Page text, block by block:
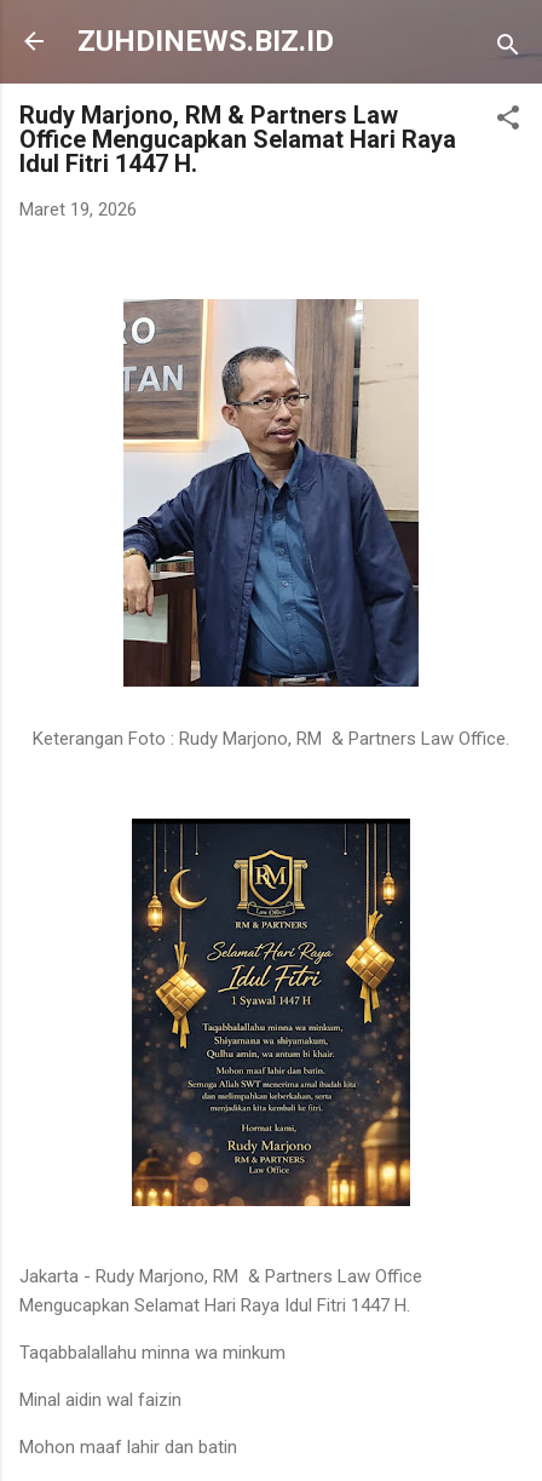
Langsung ke konten utama
ZUHDINEWS.BIZ.ID
Rudy Marjono, RM & Partners Law
Office Mengucapkan Selamat Hari Raya
Idul Fitri 1447 H.
Maret 19, 2026
Keterangan Foto : Rudy Marjono, RM & Partners Law Office.
Jakarta - Rudy Marjono, RM & Partners Law Office
Mengucapkan Selamat Hari Raya Idul Fitri 1447 H.
Taqabbalallahu minna wa minkum
Minal aidin wal faizin
Mohon maaf lahir dan batin